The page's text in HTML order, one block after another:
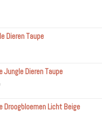
Dieren Taupe
tot
€51.95
Jungle Dieren Taupe
totDroogbloemen Licht Beige